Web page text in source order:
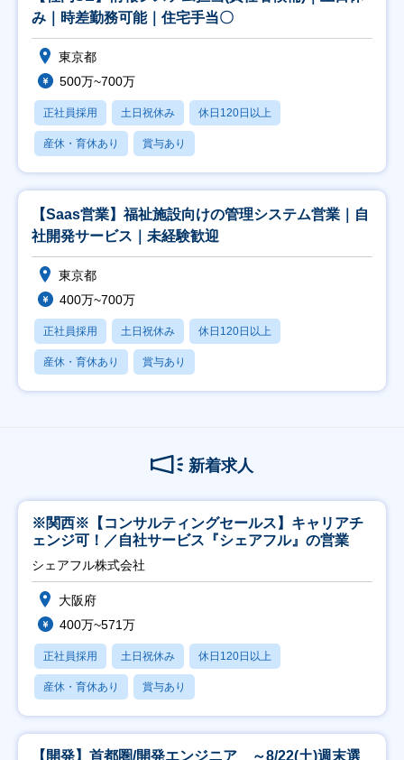
み｜時差勤務可能｜住宅手当〇
東京都
500万~700万
正社員採用 土日祝休み 休日120日以上
産休・育休あり 賞与あり
【Saas営業】福祉施設向けの管理システム営業｜自
社開発サービス｜未経験歓迎
東京都
400万~700万
正社員採用 土日祝休み 休日120日以上
産休・育休あり 賞与あり
新着求人
※関西※【コンサルティングセールス】キャリアチ
ェンジ可！／自社サービス『シェアフル』の営業
シェアフル株式会社
大阪府
400万~571万
正社員採用 土日祝休み 休日120日以上
産休・育休あり 賞与あり
【開発】首都圏/開発エンジニア ～8/22(土)週末選